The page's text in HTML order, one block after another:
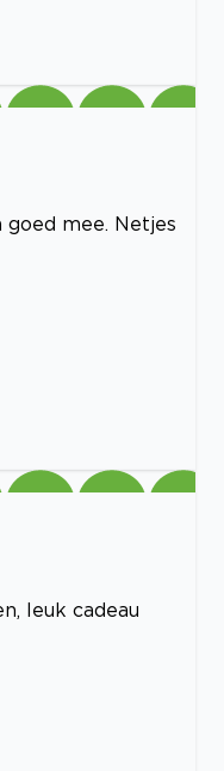
goed mee. Netjes
leuk cadeau